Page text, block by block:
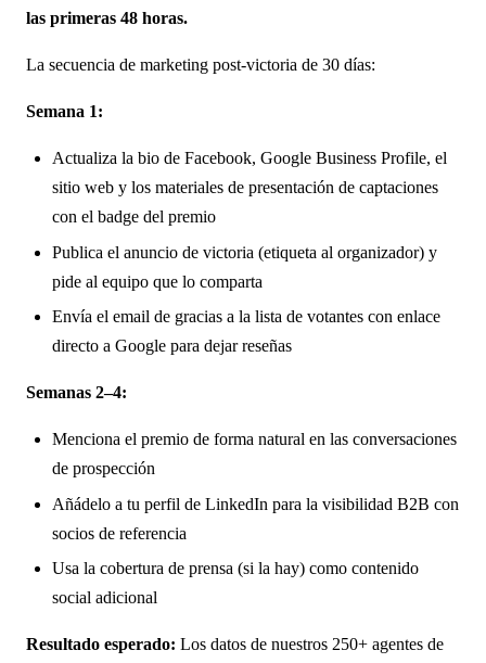
las primeras 48 horas.
La secuencia de marketing post-victoria de 30 días:
Semana 1:
Actualiza la bio de Facebook, Google Business Profile, el
sitio web y los materiales de presentación de captaciones
con el badge del premio
Publica el anuncio de victoria (etiqueta al organizador) y
pide al equipo que lo comparta
Envía el email de gracias a la lista de votantes con enlace
directo a Google para dejar reseñas
Semanas 2–4:
Menciona el premio de forma natural en las conversaciones
de prospección
Añádelo a tu perfil de LinkedIn para la visibilidad B2B con
socios de referencia
Usa la cobertura de prensa (si la hay) como contenido
social adicional
Resultado esperado: Los datos de nuestros 250+ agentes de